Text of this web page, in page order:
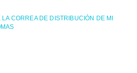
CORREA DE DISTRIBUCIÓN DE MI